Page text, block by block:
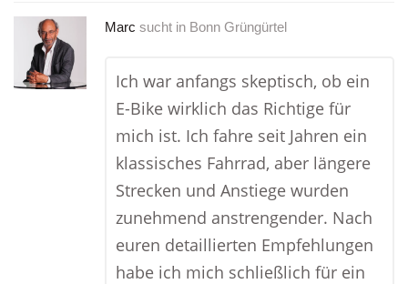
Marc sucht in Bonn Grüngürtel
Ich war anfangs skeptisch, ob ein
E-Bike wirklich das Richtige für
mich ist. Ich fahre seit Jahren ein
klassisches Fahrrad, aber längere
Strecken und Anstiege wurden
zunehmend anstrengender. Nach
euren detaillierten Empfehlungen
habe ich mich schließlich für ein